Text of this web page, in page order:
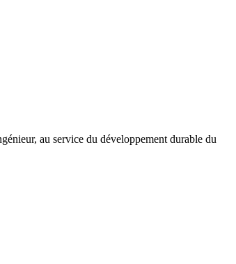
au service du développement durable du